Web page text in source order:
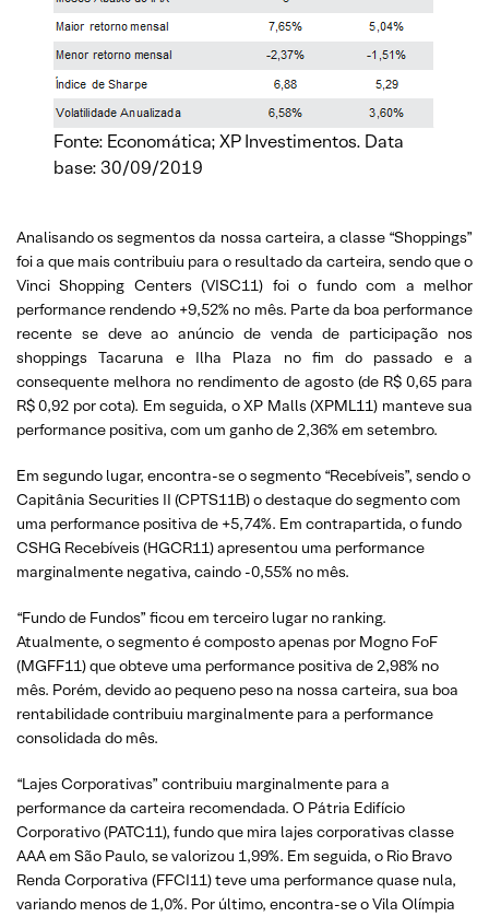
Fonte: Economática; XP Investimentos. Data
base: 30/09/2019
Analisando os segmentos da nossa carteira, a classe “Shoppings”
foi a que mais contribuiu para o resultado da carteira, sendo que o
Vinci Shopping Centers (VISC11) foi o fundo com a melhor
performance rendendo +9,52% no mês. Parte da boa performance
recente se deve ao anúncio de venda de participação nos
shoppings Tacaruna e Ilha Plaza no fim do passado e a
consequente melhora no rendimento de agosto (de R$ 0,65 para
R$ 0,92 por cota). Em seguida, o XP Malls (XPML11) manteve sua
performance positiva, com um ganho de 2,36% em setembro.
Em segundo lugar, encontra-se o segmento “Recebíveis”, sendo o
Capitânia Securities II (CPTS11B) o destaque do segmento com
uma performance positiva de +5,74%. Em contrapartida, o fundo
CSHG Recebíveis (HGCR11) apresentou uma performance
marginalmente negativa, caindo -0,55% no mês.
“Fundo de Fundos” ficou em terceiro lugar no ranking.
Atualmente, o segmento é composto apenas por Mogno FoF
(MGFF11) que obteve uma performance positiva de 2,98% no
mês. Porém, devido ao pequeno peso na nossa carteira, sua boa
rentabilidade contribuiu marginalmente para a performance
consolidada do mês.
“Lajes Corporativas” contribuiu marginalmente para a
performance da carteira recomendada. O Pátria Edifício
Corporativo (PATC11), fundo que mira lajes corporativas classe
AAA em São Paulo, se valorizou 1,99%. Em seguida, o Rio Bravo
Renda Corporativa (FFCI11) teve uma performance quase nula,
variando menos de 1,0%. Por último, encontra-se o Vila Olímpia